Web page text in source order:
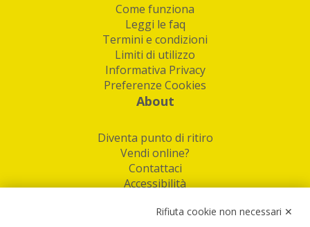
Come funziona
Leggi le faq
Termini e condizioni
Limiti di utilizzo
Informativa Privacy
Preferenze Cookies
About
Diventa punto di ritiro
Vendi online?
Contattaci
Accessibilità
Rifiuta cookie non necessari ✕